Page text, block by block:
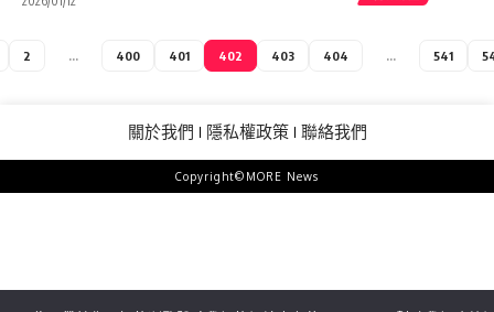
2 ... 400 401 402 403 404 ... 541
關於我們 隱私權政策 聯絡我們
Copyright©MORE News